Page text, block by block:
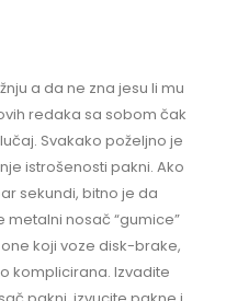
a da ne zna jesu li mu
redaka sa sobom čak
Svakako poželjno je
istrošenosti pakni. Ako
sekundi, bitno je da
metalni nosač “gumice”
koji voze disk-brake,
komplicirana. Izvadite